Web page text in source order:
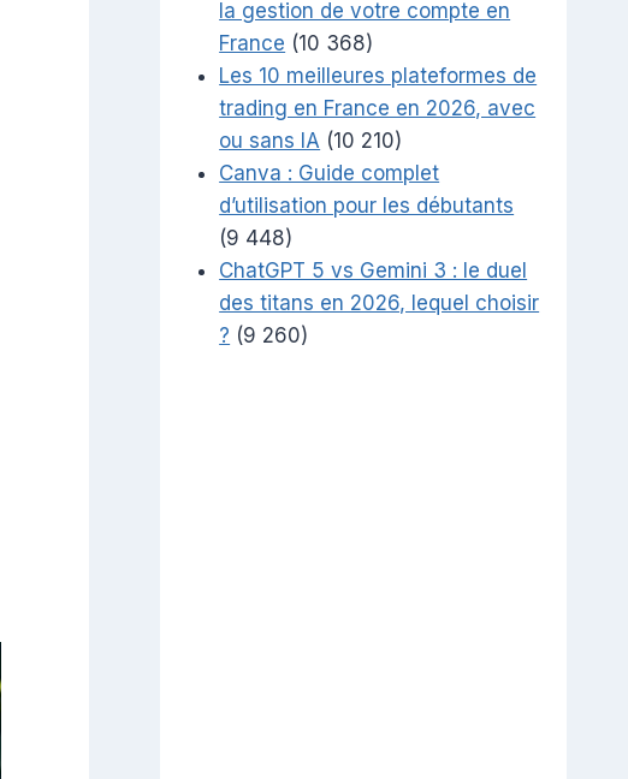
la gestion de votre compte en
France (10 368)
Les 10 meilleures plateformes de
trading en France en 2026, avec
ou sans IA (10 210)
Canva : Guide complet
d’utilisation pour les débutants
(9 448)
ChatGPT 5 vs Gemini 3 : le duel
des titans en 2026, lequel choisir
? (9 260)